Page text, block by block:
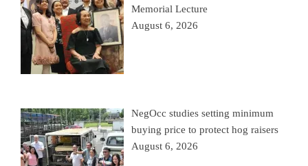
Memorial Lecture
August 6, 2026
NegOcc studies setting minimum
buying price to protect hog raisers
August 6, 2026